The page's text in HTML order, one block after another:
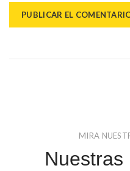
MIRA
Nuestras